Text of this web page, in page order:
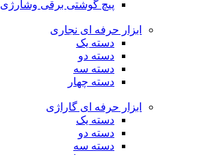
پیچ گوشتی برقی وشارژی
ابزار حرفه ای نجاری
دسته یک
دسته دو
دسته سه
دسته چهار
ابزار حرفه ای گاراژی
دسته یک
دسته دو
دسته سه